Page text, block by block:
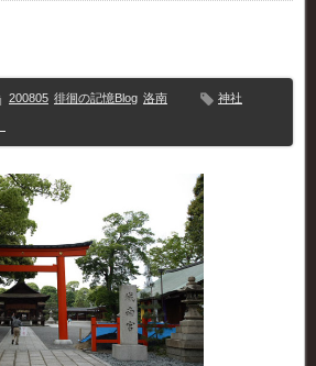
200805 徘徊の記憶Blog 洛南 神社